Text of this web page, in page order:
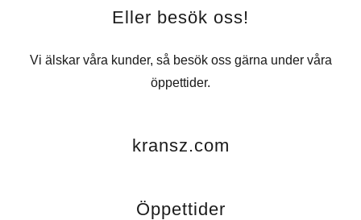
Eller besök oss!
Vi älskar våra kunder, så besök oss gärna under våra
öppettider.
kransz.com
Öppettider